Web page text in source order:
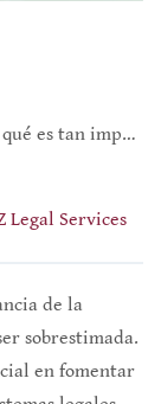
Profundizando en Traducción legal: ¿Por qué es tan importante?
Legal Services
de la
sobrestimada.
en fomentar